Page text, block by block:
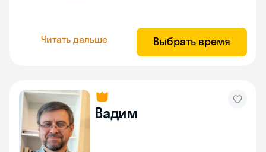
Читать дальше Выбрать время
Вадим